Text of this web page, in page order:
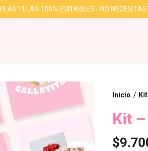
PLANTILLAS 100% EDITABLES - NO
Inicio /
Kit